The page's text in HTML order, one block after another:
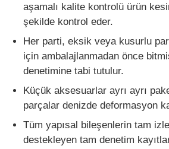
aşamalı kalite kontrolü ürün
şekilde kontrol eder.
Her parti, eksik veya kusurlu
için ambalajlanmadan önce
denetimine tabi tutulur.
Küçük aksesuarlar ayrı ayrı
parçalar denizde deformasyon
Tüm yapısal bileşenlerin tam
destekleyen tam denetim